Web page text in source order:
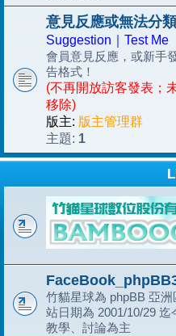
意見反應或無法分類
Suggestion｜Test Me
會員意見反應，或新手
告格式！
(不再開放訪客發表；
移除)
版主: 版主管理群
主題: 1
竹貓星球為 phpBB 亞
站日期為 2001/10/29
教學、討論為主